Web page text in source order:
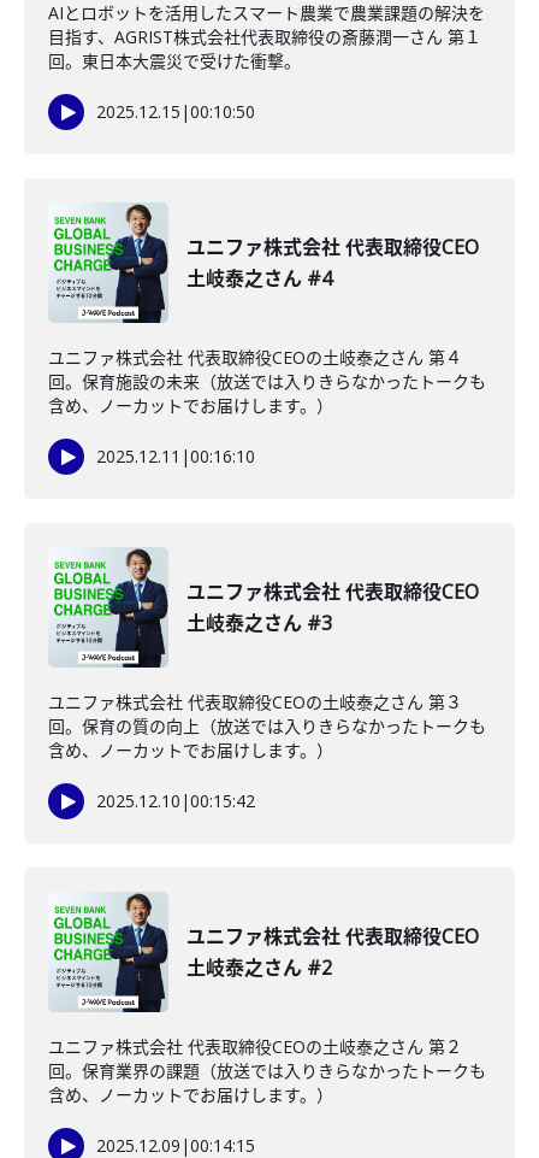
AIとロボットを活用したスマート農業で農業課題の解決を
目指す、AGRIST株式会社代表取締役の斎藤潤一さん 第１
回。東日本大震災で受けた衝撃。
2025.12.15 |00:10:50
ユニファ株式会社 代表取締役CEO
土岐泰之さん #4
ユニファ株式会社 代表取締役CEOの土岐泰之さん 第４
回。保育施設の未来（放送では入りきらなかったトークも
含め、ノーカットでお届けします。）
2025.12.11 |00:16:10
ユニファ株式会社 代表取締役CEO
土岐泰之さん #3
ユニファ株式会社 代表取締役CEOの土岐泰之さん 第３
回。保育の質の向上（放送では入りきらなかったトークも
含め、ノーカットでお届けします。）
2025.12.10 |00:15:42
ユニファ株式会社 代表取締役CEO
土岐泰之さん #2
ユニファ株式会社 代表取締役CEOの土岐泰之さん 第２
回。保育業界の課題（放送では入りきらなかったトークも
含め、ノーカットでお届けします。）
2025.12.09 |00:14:15